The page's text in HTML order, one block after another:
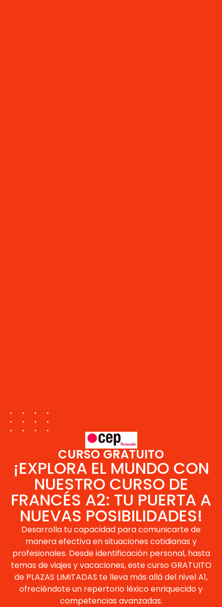
CURSO GRATUITO
¡EXPLORA EL MUNDO CON
NUESTRO CURSO DE
FRANCÉS A2: TU PUERTA A
NUEVAS POSIBILIDADES!
Desarrolla tu capacidad para comunicarte de
manera efectiva en situaciones cotidianas y
profesionales. Desde identificación personal, hasta
temas de viajes y vacaciones, este curso GRATUITO
de PLAZAS LIMITADAS te lleva más allá del nivel A1,
ofreciéndote un repertorio léxico enriquecido y
competencias avanzadas.